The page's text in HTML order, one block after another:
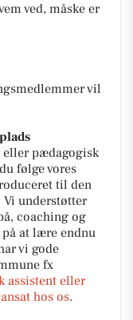
ved, måske er
vil
pædagogisk
følge vores
til den
understøtter
coaching og
at lære endnu
vi gode
fx
assistent eller
hos os.